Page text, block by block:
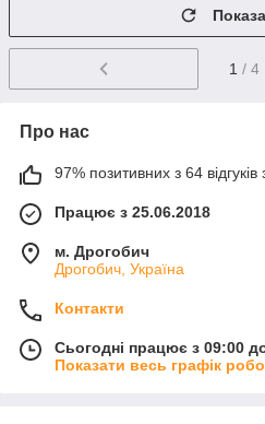
1 / 4
Про нас
97% позитивних з 64 відгуків
Працює з 25.06.2018
м. Дрогобич
Дрогобич, Україна
Контакти
Сьогодні працює з 09:00
Показати весь графік